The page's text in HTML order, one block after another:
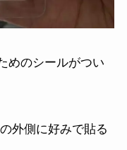
めのシールがつい
外側に好みで貼る